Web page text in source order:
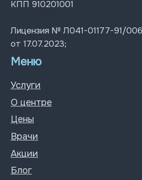
+7 (978) 576 38-88
Политика конфиденциальности
ул. Ленина 4
ул. Толстого 12
Пн-Пт: 07:30
Сб-Вс: 08:00 –